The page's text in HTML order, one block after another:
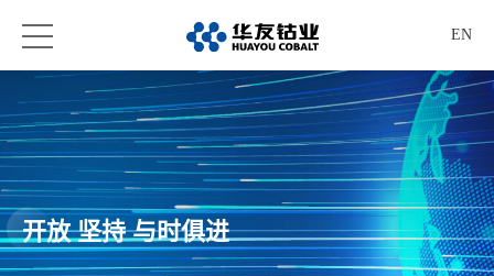
EN
开放 坚持 与时俱进